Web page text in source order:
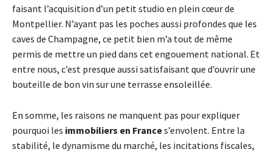
faisant l’acquisition d’un petit studio en plein cœur de
Montpellier. N’ayant pas les poches aussi profondes que les
caves de Champagne, ce petit bien m’a tout de même
permis de mettre un pied dans cet engouement national. Et
entre nous, c’est presque aussi satisfaisant que d’ouvrir une
bouteille de bon vin sur une terrasse ensoleillée.
En somme, les raisons ne manquent pas pour expliquer
pourquoi les immobiliers en Frances’envolent. Entre la
stabilité, le dynamisme du marché, les incitations fiscales,